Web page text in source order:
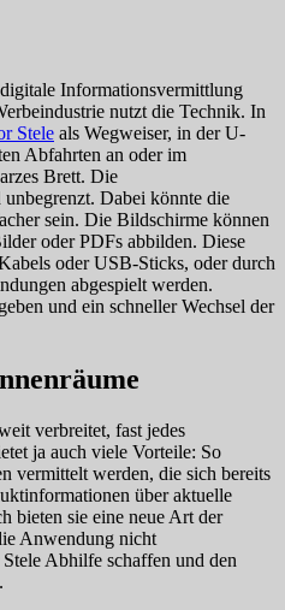
Informationsvermittlung
nutzt die Technik. In
Stele als Wegweiser, in der U-
Abfahrten an oder im
Brett. Die
Dabei könnte die
sein. Die Bildschirme können
oder PDFs abbilden. Diese
oder USB-Sticks, oder durch
abgespielt werden.
und ein schneller Wechsel der
verbreitet, fast jedes
ja auch viele Vorteile: So
vermittelt werden, die sich bereits
über aktuelle
bieten sie eine neue Art der
Anwendung nicht
Abhilfe schaffen und den